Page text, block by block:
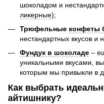
шоколадом и
ликерные);
Трюфельные конфеты
нестандартных вкусов и
Фундук в шоколаде –
уникальными вкусами,
которым мы привыкли в
Как выбрать
айтишнику?